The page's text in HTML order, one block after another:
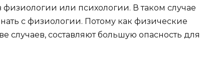
или психологии. В таком случае
с физиологии. Потому как физические
случаев, составляют большую опасность для